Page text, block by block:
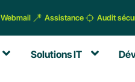
Webmail Assistance Audit
Solutions IT